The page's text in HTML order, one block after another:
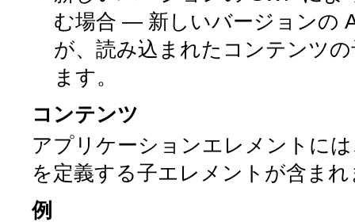
む場合 — 新しいバージョンの
が、読み込まれたコンテンツ
ます。
コンテンツ
アプリケーションエレメントに
を定義する子エレメントが含まれ
例